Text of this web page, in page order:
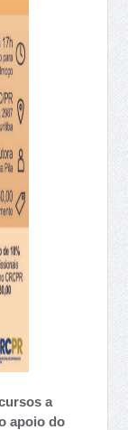
a
apoio do